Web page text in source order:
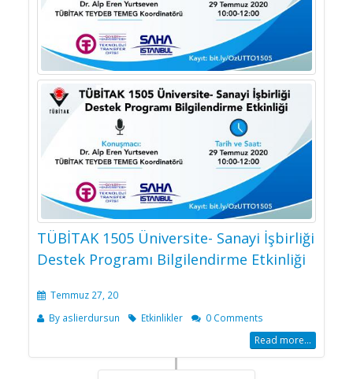
TÜBİTAK 1505 Üniversite- Sanayi İşbirliği
Destek Programı Bilgilendirme Etkinliği
Temmuz 27, 20
By aslierdursun Etkinlikler 0 Comments
Read more...